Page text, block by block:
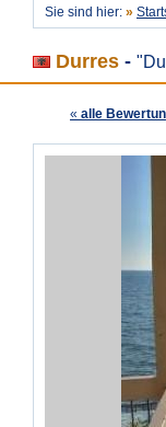
Sie sind hier: »
Durres -
« alle